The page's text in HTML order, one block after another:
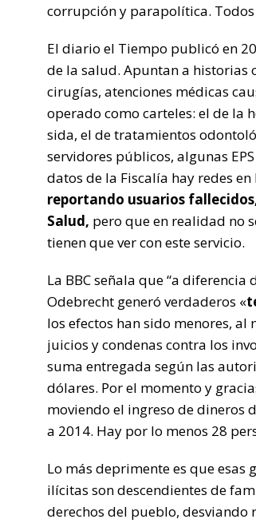
corrupción y parapolítica.
El diario el Tiempo publicó en
de la salud. Apuntan a historias
cirugías, atenciones médicas
operado como carteles: el de la
sida, el de tratamientos
servidores públicos, algunas
datos de la Fiscalía hay redes en
reportando usuarios
Salud, pero que en realidad no
tienen que ver con este servicio.
La BBC señala que “a
Odebrecht generó verdaderos «
los efectos han sido menores,
juicios y condenas contra los
suma entregada según las
dólares. Por el momento y
moviendo el ingreso de dineros
a 2014. Hay por lo menos 28
Lo más deprimente es que
ilícitas son descendientes de
derechos del pueblo, desviando